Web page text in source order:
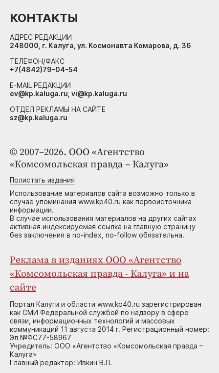
© 2007–2026. ООО «Агентство
«Комсомольская правда – Калуга»
Полистать издания
Использование материалов сайта возможно только в
случае упоминания www.kp40.ru как первоисточника
информации.
В случае использования материалов на других сайтах
активная индексируемая ссылка на главную страницу
без заключения в no-index, no-follow обязательна.
Реклама в изданиях ООО «Агентство
«Комсомольская правда - Калуга» и на
сайте
Портал Калуги и области www.kp40.ru зарегистрирован
как СМИ Федеральной службой по надзору в сфере
связи, информационных технологий и массовых
коммуникаций 11 августа 2014 г. Регистрационный номер:
Эл №ФС77-58967
Учредитель: ООО «Агентство «Комсомольская правда –
Калуга»
Главный редактор: Ивкин В.П.
КОНТАКТЫ
АДРЕС РЕДАКЦИИ
248000, г. Калуга, ул. Космонавта Комарова, д. 36
ТЕЛЕФОН/ФАКС
+7(4842)79-04-54
E-MAIL РЕДАКЦИИ
ev@kp.kaluga.ru, vi@kp.kaluga.ru
ОТДЕЛ РЕКЛАМЫ НА САЙТЕ
sz@kp.kaluga.ru